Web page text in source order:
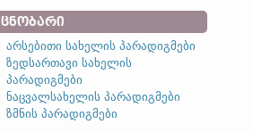
ᲪᲜᲝᲑᲐᲠᲘ
არსებითი სახელის პარადიგმები
ზედსართავი სახელის
პარადიგმები
ნაცვალსახელის პარადიგმები
ზმნის პარადიგმები